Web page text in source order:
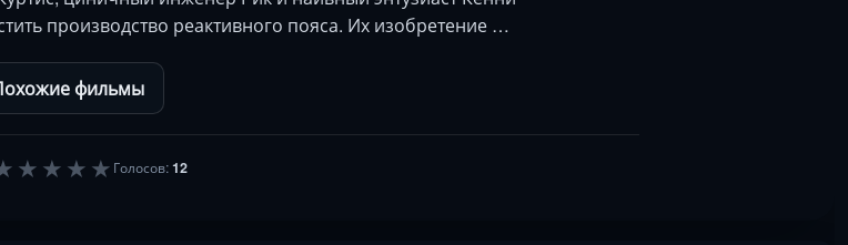
производство реактивного пояса. Их изобретение …
фильмы
★★★★ Голосов:12